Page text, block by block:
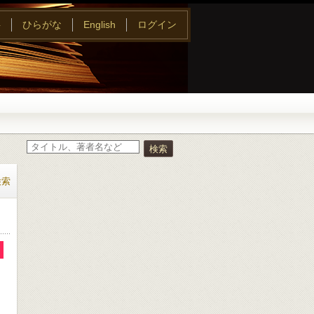
ひらがな English ログイン